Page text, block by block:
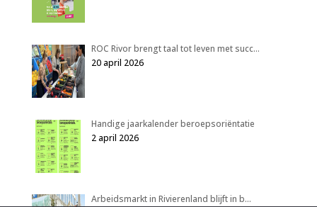
ROC Rivor brengt taal tot leven met succ…
20 april 2026
Handige jaarkalender beroepsoriëntatie
2 april 2026
Arbeidsmarkt in Rivierenland blijft in b…